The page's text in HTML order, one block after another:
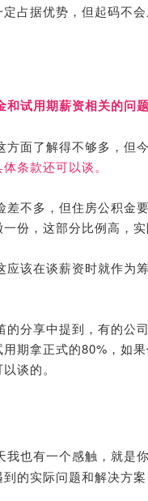
占据优势，但起码不会
和试用期薪资相关的问
方面了解得不够多，但
条款还可以谈。
差不多，但住房公积金
份，这部分比例高，
应该在谈薪资时就作为
的分享中提到， 有的公
用期拿正式的80%，如
谈的。
我也有一个感触，就是
的实际问题和解决方